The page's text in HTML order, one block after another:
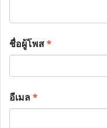
ชื่อผู้โพส*
อีเมล*